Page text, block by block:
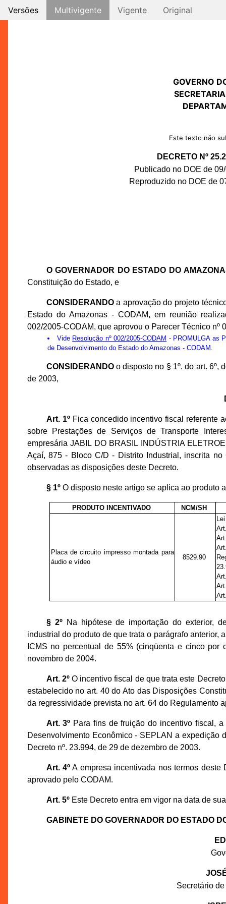
Versões Multivigente Vigente Original
GOVERNO
Este texto não
DECRETO Nº
Publicado no DOE de
Reproduzido no DOE de
O GOVERNADOR DO ESTADO DO
Constituição do Estado, e
CONSIDERANDOa aprovação do projeto
Estado do Amazonas - CODAM, em reunião
002/2005-CODAM, que aprovou o Parecer Técnico nº
Vide Resolução nº 002/2005-CODAM - PROMULGA as
de Desenvolvimento do Estado do Amazonas - CODAM.
CONSIDERANDOo disposto no § 1º. do art. 6º,
de 2003,
Art. 1ºFica concedido incentivo fiscal referente
sobre Prestações de Serviços de Transporte
empresária JABIL DO BRASIL INDÚSTRIA
Açaí, 875 - Bloco C/D - Distrito Industrial, inscrita
observadas as disposições deste Decreto.
§ 1ºO disposto neste artigo se aplica ao produto
PRODUTO INCENTIVADO NCM/SH
Placa de circuito impresso montada para
áudio e vídeo
8529.90
§ 2ºNa hipótese de importação do exterior,
industrial do produto de que trata o parágrafo
ICMS no percentual de 55% (cinqüenta e cinco
novembro de 2004.
Art. 2ºO incentivo fiscal de que trata este
estabelecido no art. 40 do Ato das Disposições
da regressividade prevista no art. 64 do Regulamento
Art. 3º Para fins de fruição do incentivo fiscal,
Desenvolvimento Econômico - SEPLAN a expedição
Decreto nº. 23.994, de 29 de dezembro de 2003.
Art. 4º A empresa incentivada nos termos
aprovado pelo CODAM.
Art. 5ºEste Decreto entra em vigor na data de
GABINETE DO GOVERNADOR DO ESTADO
Secretário